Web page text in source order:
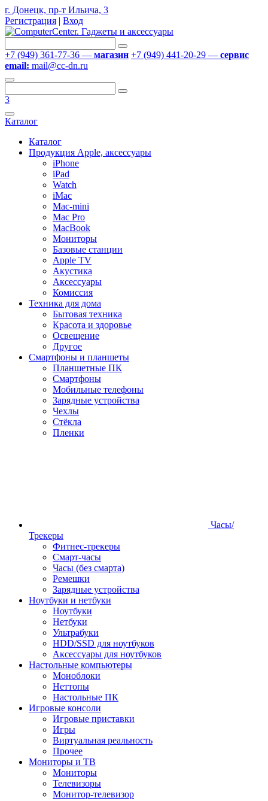
г. Донецк, пр-т Ильича, 3
Регистрация | Вход
+7 (949) 361-77-36 — магазин +7 (949) 441-20-29 — сервис
email: mail@cc-dn.ru
3
Каталог
Каталог
Продукция Apple, аксессуары
iPhone
iPad
Watch
iMac
Mac-mini
Mac Pro
MacBook
Мониторы
Базовые станции
Apple TV
Акустика
Аксессуары
Комиссия
Техника для дома
Бытовая техника
Красота и здоровье
Освещение
Другое
Смартфоны и планшеты
Планшетные ПК
Смартфоны
Мобильные телефоны
Зарядные устройства
Чехлы
Стёкла
Пленки
Часы/
Трекеры
Фитнес-трекеры
Смарт-часы
Часы (без смарта)
Ремешки
Зарядные устройства
Ноутбуки и нетбуки
Ноутбуки
Нетбуки
Ультрабуки
HDD/SSD для ноутбуков
Аксессуары для ноутбуков
Настольные компьютеры
Моноблоки
Неттопы
Настольные ПК
Игровые консоли
Игровые приставки
Игры
Виртуальная реальность
Прочее
Мониторы и ТВ
Мониторы
Телевизоры
Монитор-телевизор